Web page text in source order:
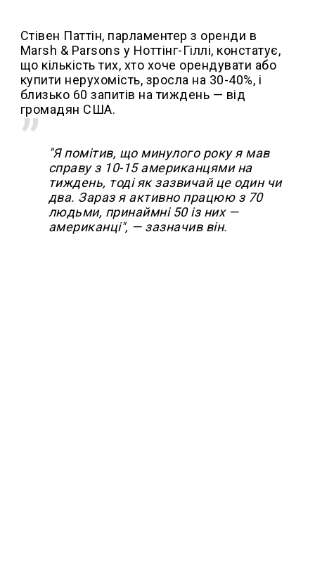
Стівен Паттін, парламентер з оренди в
Marsh & Parsons у Ноттінг-Гіллі, констатує,
що кількість тих, хто хоче орендувати або
купити нерухомість, зросла на 30-40%, і
близько 60 запитів на тиждень — від
громадян США.
"Я помітив, що минулого року я мав
справу з 10-15 американцями на
тиждень, тоді як зазвичай це один чи
два. Зараз я активно працюю з 70
людьми, принаймні 50 із них —
американці", — зазначив він.